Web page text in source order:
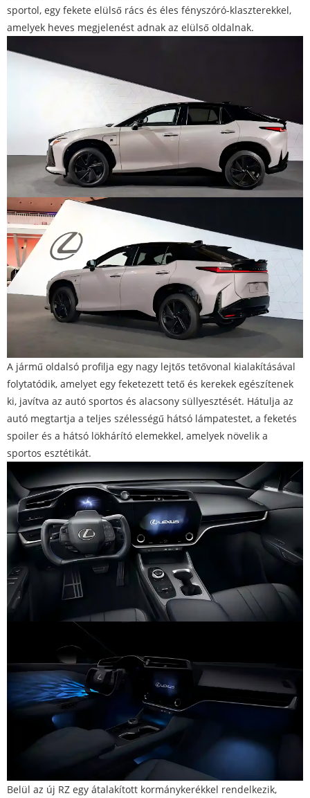
sportol, egy fekete elülső rács és éles fényszóró-klaszterekkel,
amelyek heves megjelenést adnak az elülső oldalnak.
A jármű oldalsó profilja egy nagy lejtős tetővonal kialakításával
folytatódik, amelyet egy feketezett tető és kerekek egészítenek
ki, javítva az autó sportos és alacsony süllyesztését. Hátulja az
autó megtartja a teljes szélességű hátsó lámpatestet, a feketés
spoiler és a hátsó lökhárító elemekkel, amelyek növelik a
sportos esztétikát.
Belül az új RZ egy átalakított kormánykerékkel rendelkezik,